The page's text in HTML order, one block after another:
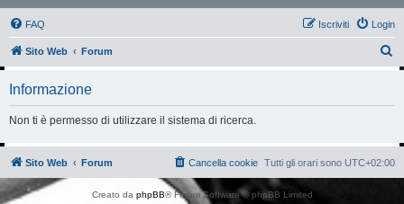
FAQ Login
Iscriviti
Sito Web Forum
Informazione
Non ti è permesso di utilizzare il sistema di ricerca.
Sito Web Forum Tutti gli orari sono UTC+02:00
Cancella cookie
Creato da phpBB® Forum Software © phpBB Limited